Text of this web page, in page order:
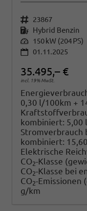
Fahrzeugnr. 23867
Kraftstoff Hybrid Benzin
Leistung 150 kW (204 PS)
01.11.2025
35.495,– €
incl. 19% MwSt.
0,30 l/100km +
kombiniert: 5,00
Stromverbrauch
kombiniert:
Elektrische
CO2-Klasse
CO2-Klasse bei
CO2-Emissionen
g/km